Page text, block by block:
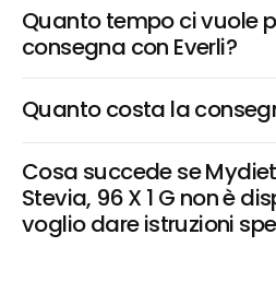
Quanto tempo ci vuole
consegna con Everli?
Quanto costa la
Cosa succede se
Stevia, 96 X 1 G non è
voglio dare istruzioni